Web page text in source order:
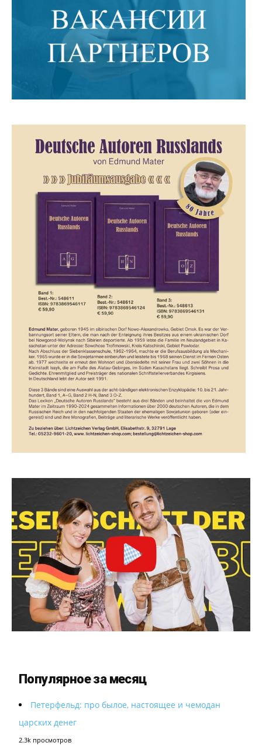
Популярное за месяц
Петерфельд: про былое, настоящее и чемодан
царских денег
2.3k просмотров